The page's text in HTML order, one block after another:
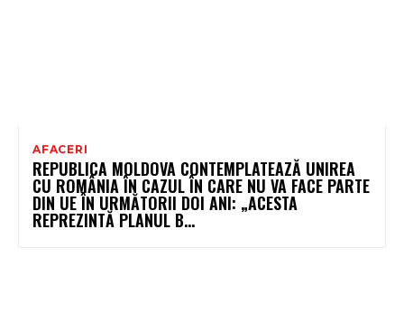
AFACERI
REPUBLICA MOLDOVA CONTEMPLATEAZĂ UNIREA
CU ROMÂNIA ÎN CAZUL ÎN CARE NU VA FACE PARTE
DIN UE ÎN URMĂTORII DOI ANI: „ACESTA
REPREZINTĂ PLANUL B...